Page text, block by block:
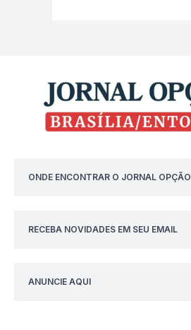
ONDE ENCONTRAR O JORNAL OPÇÃO
RECEBA NOVIDADES EM SEU EMAIL
ANUNCIE AQUI